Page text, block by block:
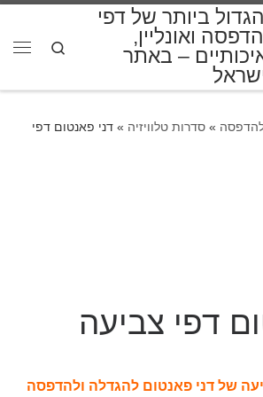
ביותר של דפי
ואונליין,
– באתר
Search
» סדרות טלוויזיה » דני פאנטום דפי
דפי צביעה
של דני פאנטום להגדלה ולהדפסה